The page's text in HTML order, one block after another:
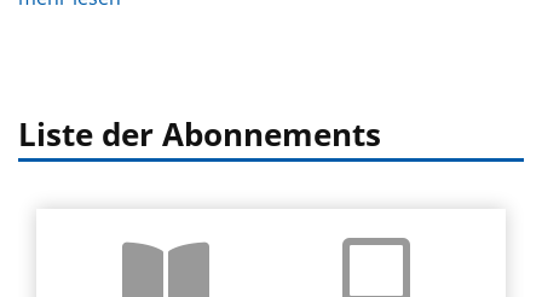
Liste der Abonnements